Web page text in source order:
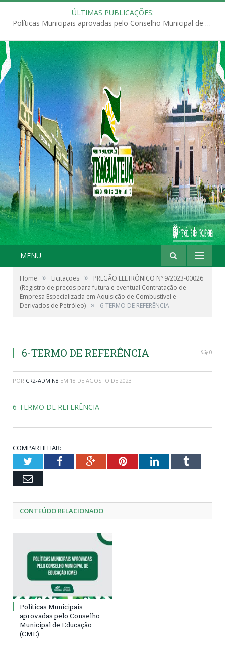
ÚLTIMAS PUBLICAÇÕES:
Políticas Municipais aprovadas pelo Conselho Municipal de Educação (CME)
MENU
Home » Licitações »
PREGÃO ELETRÔNICO Nº 9/2023-00026
(Registro de preços para futura e eventual Contratação de
Empresa Especializada em Aquisição de Combustível e
Derivados de Petróleo) » 6-TERMO DE REFERÊNCIA
6-TERMO DE REFERÊNCIA 0
POR CR2-ADMIN8 EM 18 DE AGOSTO DE 2023
6-TERMO DE REFERÊNCIA
COMPARTILHAR:
TwitterFacebookGoogle+PinterestLinkedInTumblr
Email
CONTEÚDO RELACIONADO
Políticas Municipais
aprovadas pelo Conselho
Municipal de Educação
(CME)